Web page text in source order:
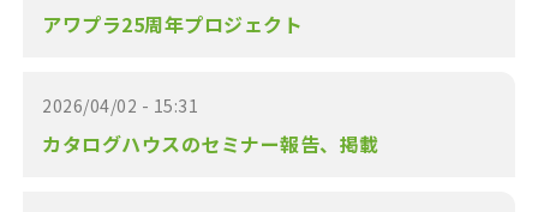
アワプラ25周年プロジェクト
2026/04/02 - 15:31
カタログハウスのセミナー報告、掲載